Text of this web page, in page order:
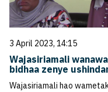
3 April 2023, 14:15
Wajasiriamali
bidhaa zenye
Wajasiriamali hao